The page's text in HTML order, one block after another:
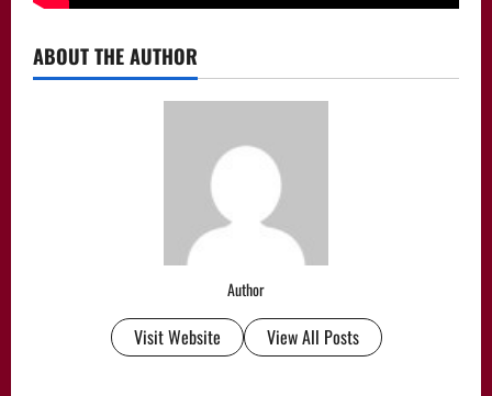
ABOUT THE AUTHOR
Author
Visit Website View All Posts